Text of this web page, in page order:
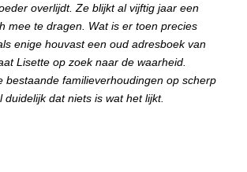
overlijdt. Ze blijkt al vijftig jaar een
mee te dragen. Wat is er toen precies
enige houvast een oud adresboek van
Lisette op zoek naar de waarheid.
bestaande familieverhoudingen op scherp
duidelijk dat niets is wat het lijkt.